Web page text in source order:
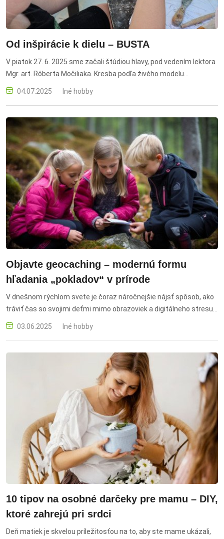
Od inšpirácie k dielu – BUSTA
V piatok 27. 6. 2025 sme začali štúdiou hlavy, pod vedením lektora
Mgr. art. Róberta Močiliaka. Kresba podľa živého modelu
prebiehala na nádvorí NKP Čierny orol v čase od 15.15 do 17.45 h .
04.07.2025 Iné hobby
Objavte geocaching – modernú formu
hľadania „pokladov“ v prírode
V dnešnom rýchlom svete je čoraz náročnejšie nájsť spôsob, ako
tráviť čas so svojimi deťmi mimo obrazoviek a digitálneho stresu.
Ak hľadáte aktivitu, ktorá vás zblíži ako rodinu, privedie do prírody a
zároveň ponúkne zábavné objavovanie, geocaching môže byť
kešky, hľadanie pokladov, rodinný výlet, relax v prírode, aktivita pre
deti, GPS súradnice, voľnočasové aktivity, výmena predmetov,
turistika s deťmi, poklad v prírode, logbook, výlet do prírody,
dobrodružstvo s deťmi, trávenie času s rodinou, digitálny detox,
geocaching výbava, moderné hobby
03.06.2025 Iné hobby
10 tipov na osobné darčeky pre mamu – DIY,
ktoré zahrejú pri srdci
Deň matiek je skvelou príležitosťou na to, aby ste mame ukázali,